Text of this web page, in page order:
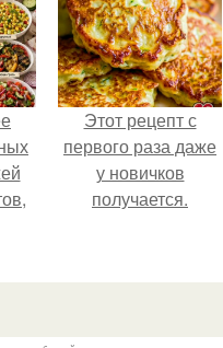
время их недавнего
путешествия в
Италию.
Этот рецепт с
первого раза даже
у новичков
получается.